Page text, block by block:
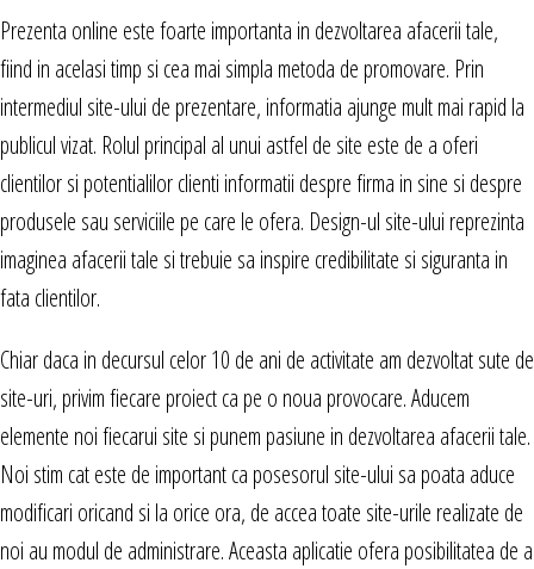
Prezenta online este foarte importanta in dezvoltarea afacerii tale,
fiind in acelasi timp si cea mai simpla metoda de promovare. Prin
intermediul site-ului de prezentare, informatia ajunge mult mai rapid la
publicul vizat. Rolul principal al unui astfel de site este de a oferi
clientilor si potentialilor clienti informatii despre firma in sine si despre
produsele sau serviciile pe care le ofera. Design-ul site-ului reprezinta
imaginea afacerii tale si trebuie sa inspire credibilitate si siguranta in
fata clientilor.
Chiar daca in decursul celor 10 de ani de activitate am dezvoltat sute de
site-uri, privim fiecare proiect ca pe o noua provocare. Aducem
elemente noi fiecarui site si punem pasiune in dezvoltarea afacerii tale.
Noi stim cat este de important ca posesorul site-ului sa poata aduce
modificari oricand si la orice ora, de accea toate site-urile realizate de
noi au modul de administrare. Aceasta aplicatie ofera posibilitatea de a